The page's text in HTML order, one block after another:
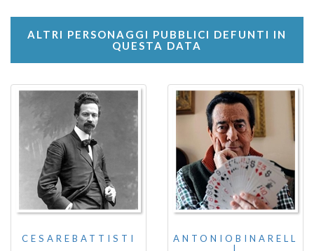
ALTRI PERSONAGGI PUBBLICI DEFUNTI IN
QUESTA DATA
CESAREBATTISTI
ANTONIOBINARELL
I